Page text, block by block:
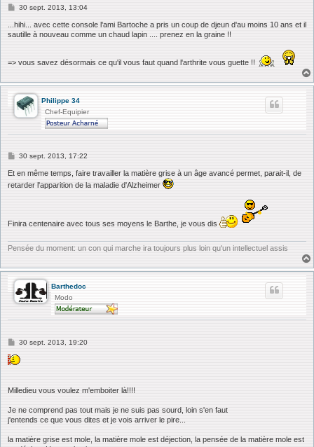
M
s
s
30 sept. 2013, 13:04
...hihi... avec cette console l'ami Bartoche a pris un coup de djeun d'au moins 10 ans et il
sautille à nouveau comme un chaud lapin .... prenez en la graine !!
=> vous savez désormais ce qu'il vous faut quand l'arthrite vous guette !!
Philippe 34
Chef-Equipier
M
s
a
30 sept. 2013, 17:22
Et en même temps, faire travailler la matière grise à un âge avancé permet, parait-il, de
retarder l'apparition de la maladie d'Alzheimer
Finira centenaire avec tous ses moyens le Barthe, je vous dis
Pensée du moment: un con qui marche ira toujours plus loin qu'un intellectuel assis
Barthedoc
Modo
M
s
s
e
30 sept. 2013, 19:20
Milledieu vous voulez m'emboiter là!!!!
Je ne comprend pas tout mais je ne suis pas sourd, loin s'en faut
j'entends ce que vous dites et je vois arriver le pire...
la matière grise est mole, la matière mole est déjection, la pensée de la matière mole est